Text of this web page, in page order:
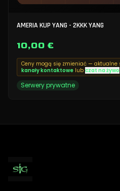
AMERIA KUP YANG - 2KKK YANG
10,00 €
Ceny mogą się zmieniać — aktualne
kanały kontaktowe lub czat na żywo
Serwery prywatne